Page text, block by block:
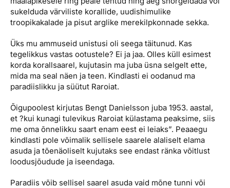
sukelduda värviliste korallide, uudishimulike
troopikakalade ja pisut arglike merekilpkonnade sekka.
Üks mu ammuseid unistusi oli seega täitunud. Kas
tegelikkus vastas ootustele? Ei ja jaa. Olles küll esimest
korda korallsaarel, kujutasin ma juba üsna selgelt ette,
mida ma seal näen ja teen. Kindlasti ei oodanud ma
paradiislikku ja süütut Raroiat.
Õigupoolest kirjutas Bengt Danielsson juba 1953. aastal,
et ?kui kunagi tulevikus Raroiat külastama peaksime, siis
me oma õnnelikku saart enam eest ei leiaks”. Peaaegu
kindlasti pole võimalik sellisele saarele alaliselt elama
asuda ja tõenäoliselt kujutaks see endast ränka võitlust
loodusjõudude ja iseendaga.
Paradiis võib sellisel saarel asuda vaid mõne tunni või